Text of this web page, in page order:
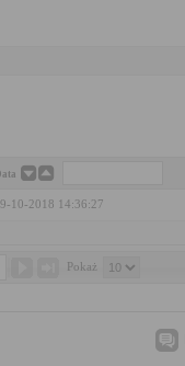
10-2018 14:36:27
Pokaż